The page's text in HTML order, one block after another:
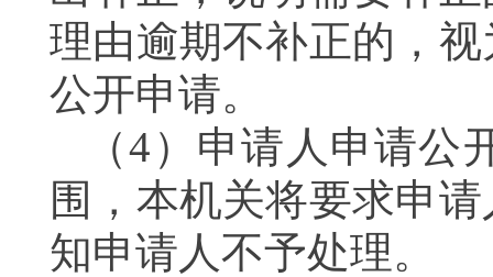
理由逾期不补正的，
公开申请。
（4）申请人申请
围，本机关将要求申
知申请人不予处理。